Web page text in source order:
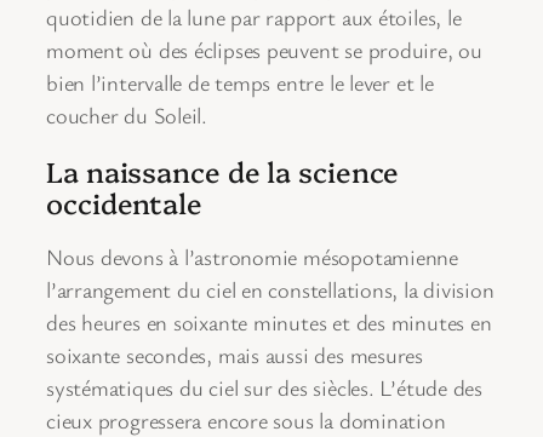
quotidien de la lune par rapport aux étoiles, le
moment où des éclipses peuvent se produire, ou
bien l’intervalle de temps entre le lever et le
coucher du Soleil.
La naissance de la science
occidentale
Nous devons à l’astronomie mésopotamienne
l’arrangement du ciel en constellations, la division
des heures en soixante minutes et des minutes en
soixante secondes, mais aussi des mesures
systématiques du ciel sur des siècles. L’étude des
cieux progressera encore sous la domination